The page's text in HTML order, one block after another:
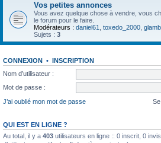
Vos petites annonces
Vous avez quelque chose à vendre, vous
le forum pour le faire.
Modérateurs : daniel61 toxedo_2000
Sujets : 3
CONNEXION • INSCRIPTION
Nom d’utilisateur :
Mot de passe :
J’ai oublié mon mot de passe
QUI EST EN LIGNE ?
Au total, il y a 403 utilisateurs en ligne :: 0 inscrit, 0